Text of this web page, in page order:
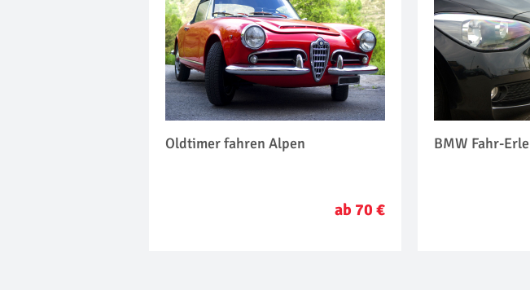
Oldtimer fahren Alpen
ab 70 €
BMW Fahr-